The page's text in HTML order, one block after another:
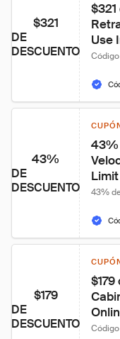
$321
DE
DESCUENTO
Use
43%
DE
DESCUENTO
43%
43%
$179
DE
DESCUENTO